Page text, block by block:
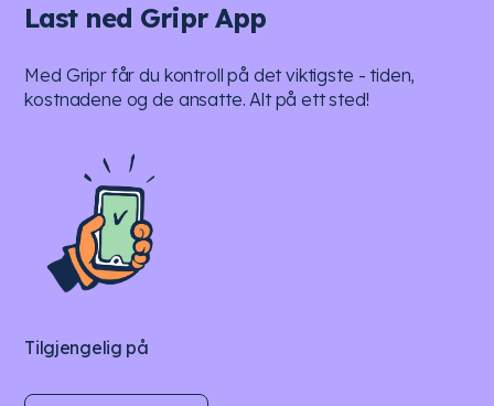
Last ned Gripr App
Med Gripr får du kontroll på det viktigste - tiden,
kostnadene og de ansatte. Alt på ett sted!
Tilgjengelig på